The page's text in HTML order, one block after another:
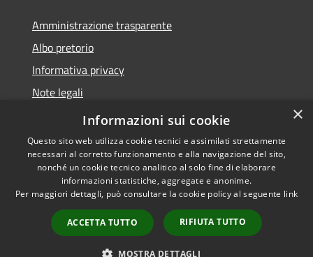
Amministrazione trasparente
Albo pretorio
Informativa privacy
Note legali
Dichiarazione di accessibilità
Accessibilità
Copyright © 2026 • Comune di
Acquapendente • Powered by
Municipium•
Accesso
redazione
×
Informazioni sui cookie
Questo sito web utilizza cookie tecnici e assimilati strettamente
necessari al corretto funzionamento e alla navigazione del sito,
nonché un cookie tecnico analitico al solo fine di elaborare
informazioni statistiche, aggregate e anonime.
Per maggiori dettagli, può consultare la cookie policy al seguente link
ACCETTA TUTTO RIFIUTA TUTTO
MOSTRA DETTAGLI